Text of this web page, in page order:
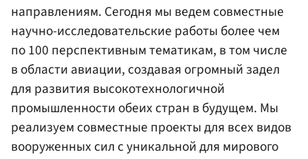
направлениям. Сегодня мы ведем совместные
научно-исследовательские работы более чем
по 100 перспективным тематикам, в том числе
в области авиации, создавая огромный задел
для развития высокотехнологичной
промышленности обеих стран в будущем. Мы
реализуем совместные проекты для всех видов
вооруженных сил с уникальной для мирового